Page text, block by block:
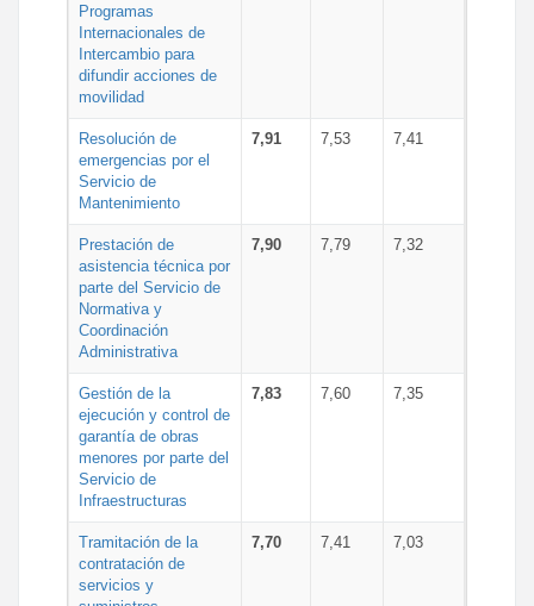
Programas
Internacionales de
Intercambio para
difundir acciones de
movilidad
Resolución de
emergencias por el
Servicio de
Mantenimiento
7,91 7,53 7,41
Prestación de
asistencia técnica por
parte del Servicio de
Normativa y
Coordinación
Administrativa
7,90 7,79 7,32
Gestión de la
ejecución y control de
garantía de obras
menores por parte del
Servicio de
Infraestructuras
7,83 7,60 7,35
Tramitación de la
contratación de
servicios y
7,70 7,41 7,03